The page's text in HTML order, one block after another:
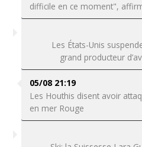
difficile en ce moment",
Les États-Unis
grand producteur
05/08 21:19
Les Houthis disent avoir
en mer Rouge